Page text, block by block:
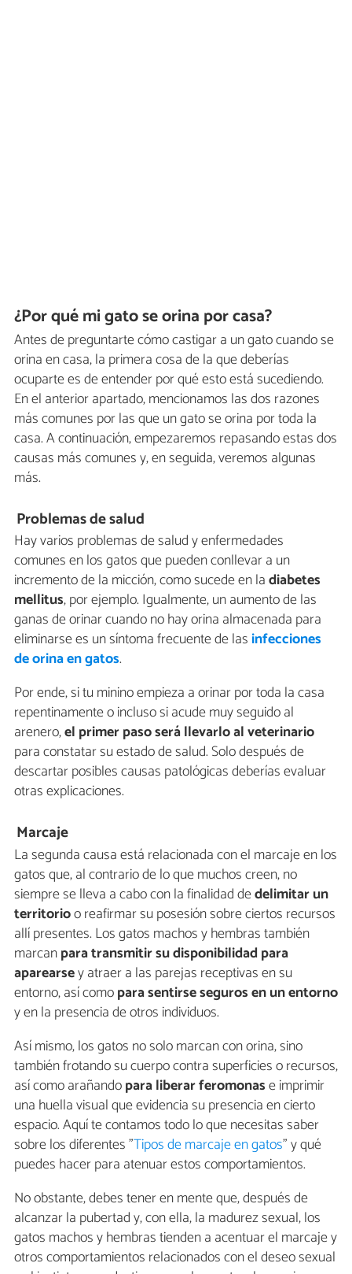
¿Por qué mi gato se orina por casa?
Antes de preguntarte cómo castigar a un gato cuando se
orina en casa, la primera cosa de la que deberías
ocuparte es de entender por qué esto está sucediendo.
En el anterior apartado, mencionamos las dos razones
más comunes por las que un gato se orina por toda la
casa. A continuación, empezaremos repasando estas dos
causas más comunes y, en seguida, veremos algunas
más.
Problemas de salud
Hay varios problemas de salud y enfermedades
comunes en los gatos que pueden conllevar a un
incremento de la micción, como sucede en ladiabetes
mellitus, por ejemplo. Igualmente, un aumento de las
ganas de orinar cuando no hay orina almacenada para
eliminarse es un síntoma frecuente de lasinfecciones
de orina en gatos.
Por ende, si tu minino empieza a orinar por toda la casa
repentinamente o incluso si acude muy seguido al
arenero,el primer paso será llevarlo al veterinario
para constatar su estado de salud. Solo después de
descartar posibles causas patológicas deberías evaluar
otras explicaciones.
Marcaje
La segunda causa está relacionada con el marcaje en los
gatos que, al contrario de lo que muchos creen, no
siempre se lleva a cabo con la finalidad dedelimitar un
territorioo reafirmar su posesión sobre ciertos recursos
allí presentes. Los gatos machos y hembras también
marcanpara transmitir su disponibilidad para
aparearsey atraer a las parejas receptivas en su
entorno, así comopara sentirse seguros en un entorno
y en la presencia de otros individuos.
Así mismo, los gatos no solo marcan con orina, sino
también frotando su cuerpo contra superficies o recursos,
así como arañandoparaliberar feromonase imprimir
una huella visual que evidencia su presencia en cierto
espacio. Aquí te contamos todo lo que necesitas saber
sobre los diferentes "Tipos de marcaje en gatos" y qué
puedes hacer para atenuar estos comportamientos.
No obstante, debes tener en mente que, después de
alcanzar la pubertad y, con ella, la madurez sexual, los
gatos machos y hembras tienden a acentuar el marcaje y
otros comportamientos relacionados con el deseo sexual